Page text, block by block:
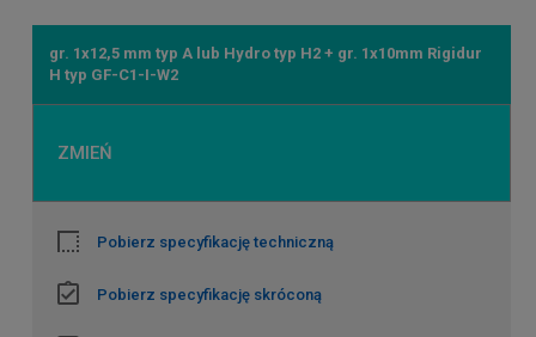
gr. 1x12,5 mm typ A lub Hydro typ H2 + gr. 1x10mm Rigidur
H typ GF-C1-I-W2
ZMIEŃ
Pobierz specyfikację techniczną
Pobierz specyfikację skróconą